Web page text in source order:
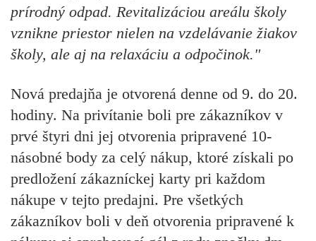
prírodný odpad. Revitalizáciou areálu školy
vznikne priestor nielen na vzdelávanie žiakov
školy, ale aj na relaxáciu a odpočinok."
Nová predajňa je otvorená denne od 9. do 20.
hodiny. Na privítanie boli pre zákazníkov v
prvé štyri dni jej otvorenia pripravené 10-
násobné body za celý nákup, ktoré získali po
predložení zákazníckej karty pri každom
nákupe v tejto predajni. Pre všetkých
zákazníkov boli v deň otvorenia pripravené k